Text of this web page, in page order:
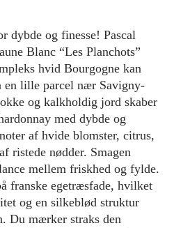
dybde og finesse! Pascal
Blanc “Les Planchots”
hvid Bourgogne kan
en lille parcel nær Savigny-
og kalkholdig jord skaber
med dybde og
af hvide blomster, citrus,
ristede nødder. Smagen
mellem friskhed og fylde.
franske egetræsfade, hvilket
og en silkeblød struktur
Du mærker straks den